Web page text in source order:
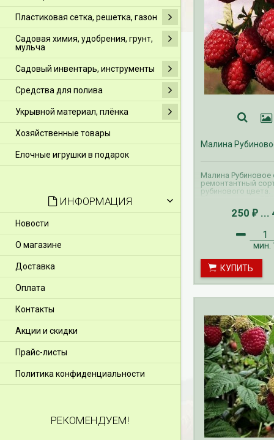
Пластиковая сетка, решетка, газон
Садовая химия, удобрения, грунт,
мульча
Садовый инвентарь, инструменты
Средства для полива
Укрывной материал, плёнка
Хозяйственные товары
Елочные игрушки в подарок
ИНФОРМАЦИЯ
Новости
О магазине
Доставка
Оплата
Контакты
Акции и скидки
Прайс-листы
Политика конфиденциальности
РЕКОМЕНДУЕМ!
Малина
Малина Рубиновое
ремонтантный
рубинового цвета.
осуществляется с
апрель. Доставка
Прием и доставка
на малину с ЗКС
с мая по октябрь.
250₽ ...
мин.
КУПИТЬ